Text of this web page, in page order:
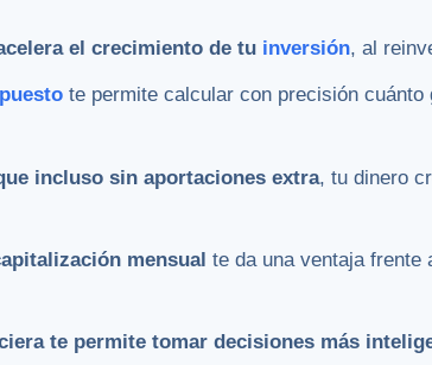
el crecimiento de tu inversión, al
te permite calcular con precisión cuánto
incluso sin aportaciones extra, tu dinero
mensual te da una ventaja frente
te permite tomar decisiones más